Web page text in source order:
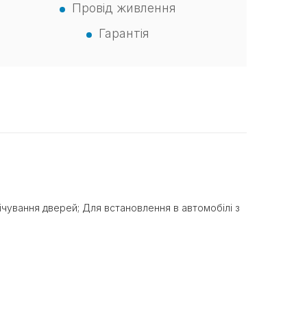
Провід живлення
Гарантія
дверей; Для встановлення в автомобілі з